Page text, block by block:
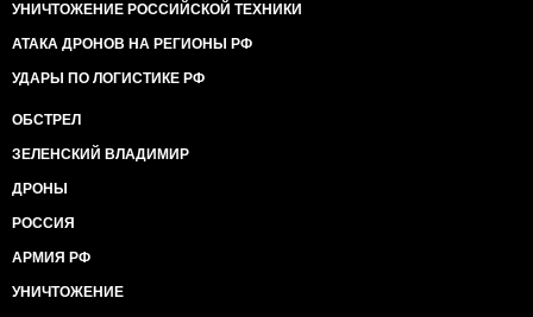
УНИЧТОЖЕНИЕ РОССИЙСКОЙ ТЕХНИКИ
АТАКА ДРОНОВ НА РЕГИОНЫ РФ
УДАРЫ ПО ЛОГИСТИКЕ РФ
ОБСТРЕЛ
ЗЕЛЕНСКИЙ ВЛАДИМИР
ДРОНЫ
РОССИЯ
АРМИЯ РФ
УНИЧТОЖЕНИЕ